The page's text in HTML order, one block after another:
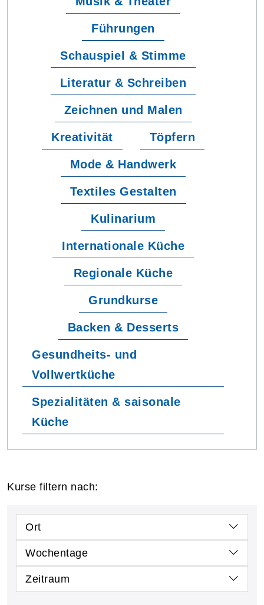
Führungen
Schauspiel & Stimme
Literatur & Schreiben
Zeichnen und Malen
Kreativität Töpfern
Mode & Handwerk
Textiles Gestalten
Kulinarium
Internationale Küche
Regionale Küche
Grundkurse
Backen & Desserts
Gesundheits- und
Vollwertküche
Spezialitäten & saisonale
Küche
Kurse filtern nach:
Ort
Wochentage
Zeitraum